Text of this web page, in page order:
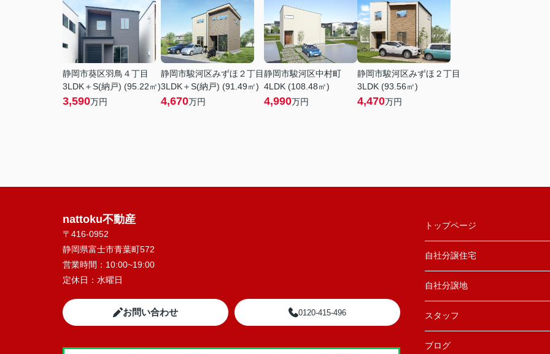
静岡市葵区羽鳥４丁目
3LDK＋S(納戸) (95.22㎡)
3,590万円
静岡市駿河区みずほ２丁目
3LDK＋S(納戸) (91.49㎡)
4,670万円
静岡市駿河区中村町
4LDK (108.48㎡)
4,990万円
静岡市駿河区みずほ２丁目
3LDK (93.56㎡)
4,470万円
nattoku不動産
〒416-0952
静岡県富士市青葉町572
営業時間： 10:00~19:00
定休日： 水曜日
お問い合わせ 0120-415-496
トップページ
自社分譲住宅
自社分譲地
スタッフ
ブログ